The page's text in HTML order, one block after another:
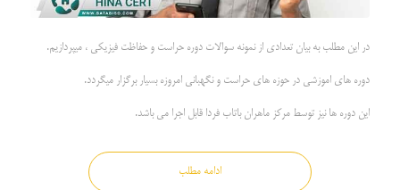
در این مطلب به بیان تعدادی از نمونه سوالات دوره حراست و حفاظت فیزیکی ، میپردازیم.
دوره های اموزشی در حوزه های حراست و نگهبانی امروزه بسیار برگزار میگردد.
این دوره ها نیز توسط مرکز ماهران باتاب فردا قابل اجرا می باشد.
ادامه مطلب